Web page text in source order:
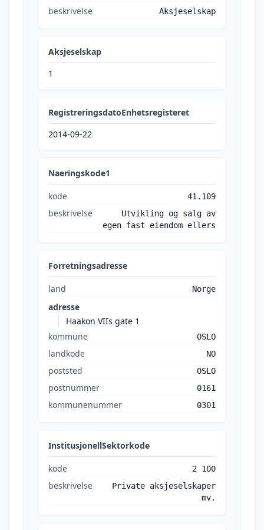
beskrivelse Aksjeselskap
Aksjeselskap
1
RegistreringsdatoEnhetsregisteret
2014-09-22
Naeringskode1
kode 41.109
beskrivelse
Utvikling og salg av
egen fast eiendom ellers
Forretningsadresse
land Norge
adresse
Haakon VIIs gate 1
kommune
OSLO
landkode NO
poststed OSLO
postnummer 0161
kommunenummer 0301
InstitusjonellSektorkode
kode 2 100
beskrivelse
Private aksjeselskaper
mv.